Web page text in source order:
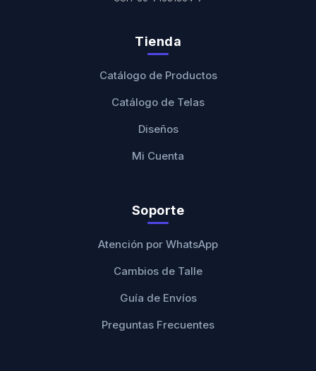
Tienda
Catálogo de Productos
Catálogo de Telas
Diseños
Mi Cuenta
Soporte
Atención por WhatsApp
Cambios de Talle
Guía de Envíos
Preguntas Frecuentes